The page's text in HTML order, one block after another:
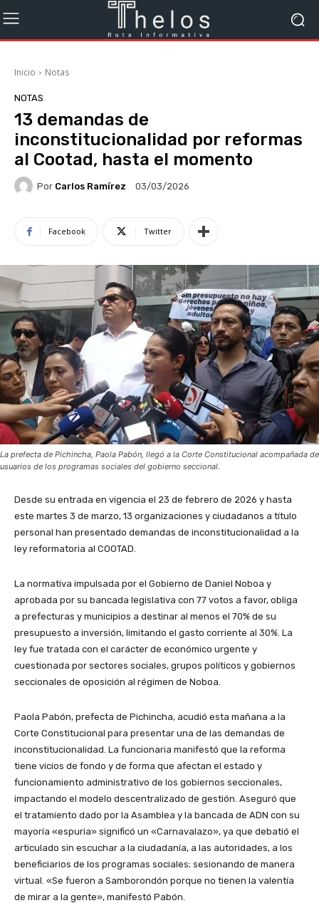
Inicio Notas
NOTAS
13 demandas de
inconstitucionalidad por reformas
al Cootad, hasta el momento
Por Carlos Ramírez 03/03/2026
Facebook Twitter
La prefecta de Pichincha, Paola Pabón, llegó a la Corte Constitucional acompañada de
usuarios de los programas sociales del gobierno seccional.
Desde su entrada en vigencia el 23 de febrero de 2026 y hasta
este martes 3 de marzo, 13 organizaciones y ciudadanos a título
personal han presentado demandas de inconstitucionalidad a la
ley reformatoria al COOTAD.
La normativa impulsada por el Gobierno de Daniel Noboa y
aprobada por su bancada legislativa con 77 votos a favor, obliga
a prefecturas y municipios a destinar al menos el 70% de su
presupuesto a inversión, limitando el gasto corriente al 30%. La
ley fue tratada con el carácter de económico urgente y
cuestionada por sectores sociales, grupos políticos y gobiernos
seccionales de oposición al régimen de Noboa.
Paola Pabón, prefecta de Pichincha, acudió esta mañana a la
Corte Constitucional para presentar una de las demandas de
inconstitucionalidad. La funcionaria manifestó que la reforma
tiene vicios de fondo y de forma que afectan el estado y
funcionamiento administrativo de los gobiernos seccionales,
impactando el modelo descentralizado de gestión. Aseguró que
el tratamiento dado por la Asamblea y la bancada de ADN con su
mayoría «espuria» significó un «Carnavalazo», ya que debatió el
articulado sin escuchar a la ciudadanía, a las autoridades, a los
beneficiarios de los programas sociales; sesionando de manera
virtual. «Se fueron a Samborondón porque no tienen la valentía
de mirar a la gente», manifestó Pabón.